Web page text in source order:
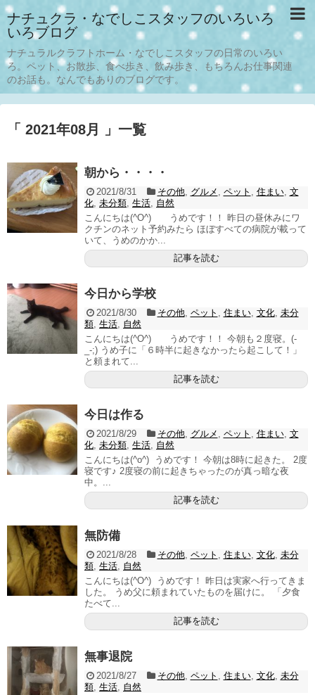
ナチュクラ・なでしこスタッフのいろいろ
いろブログ
ナチュラルクラフトホーム・なでしこスタッフの日常のいろい
ろ。ペット、お散歩、食べ歩き、飲み歩き、もちろんお仕事関連
のお話も。なんでもありのブログです。
「 2021年08月 」一覧
朝から・・・・
2021/8/31 その他, グルメ ペット 住まい, 文
化 未分類 生活 自然
こんにちは(^O^) うめです！！ 昨日の昼休みにワ
クチンのネット予約みたら ほぼすべての病院が載って
いて、うめのかか...
記事を読む
今日から学校
2021/8/30 その他, ペット 住まい, 文化, 未分
類 生活 自然
こんにちは(^O^) うめです！！ 今朝も２度寝。(-
_-;) うめ子に「６時半に起きなかったら起こして！」
と頼まれて...
記事を読む
今日は作る
2021/8/29 その他, グルメ ペット 住まい, 文
化 未分類 生活 自然
こんにちは(^o^) うめです！ 今朝は8時に起きた。 2度
寝です♪ 2度寝の前に起きちゃったのが真っ暗な夜
中。...
記事を読む
無防備
2021/8/28 その他, ペット 住まい, 文化, 未分
類 生活 自然
こんにちは(^O^) うめです！ 昨日は実家へ行ってきま
した。 うめ父に頼まれていたものを届けに。 「夕食
たべて...
記事を読む
無事退院
2021/8/27 その他, ペット 住まい, 文化, 未分
類 生活 自然